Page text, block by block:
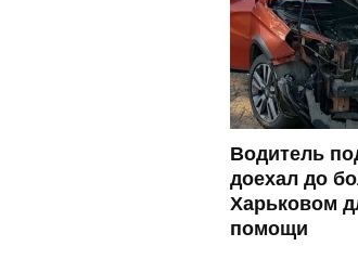
Водитель
доехал до
Харьковом
помощи